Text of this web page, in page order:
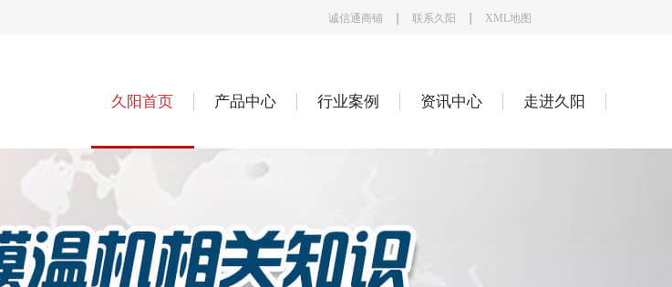
诚信通商铺 联系久阳 XML地图
久阳首页 产品中心 行业案例 资讯中心 走进久阳